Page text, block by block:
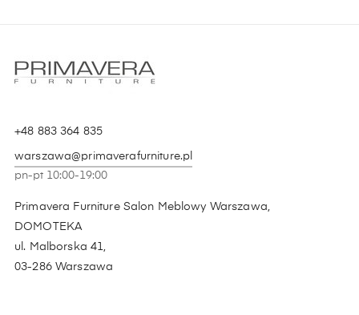
+48 883 364 835
warszawa@primaverafurniture.pl
pn-pt 10:00-19:00
Primavera Furniture Salon Meblowy Warszawa,
DOMOTEKA
ul. Malborska 41,
03-286 Warszawa